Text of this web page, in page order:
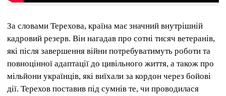
За словами Терехова, країна має значний внутрішній
кадровий резерв. Він нагадав про сотні тисяч ветеранів,
які після завершення війни потребуватимуть роботи та
повноцінної адаптації до цивільного життя, а також про
мільйони українців, які виїхали за кордон через бойові
дії. Терехов поставив під сумнів те, чи проводилася